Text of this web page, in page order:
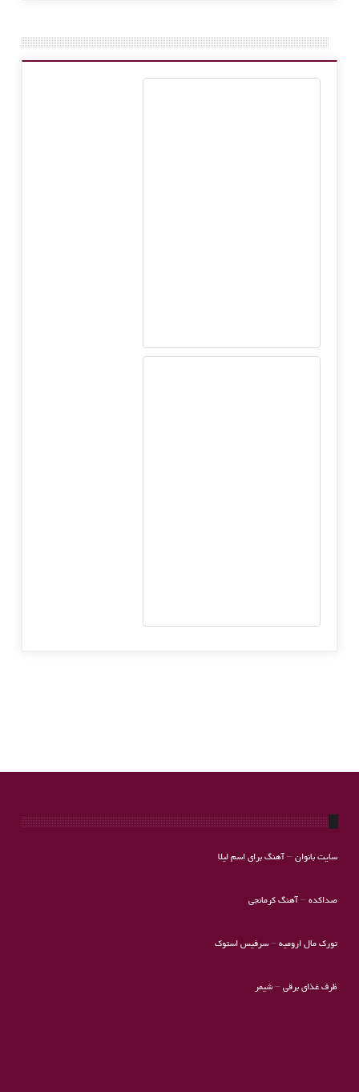
سایت بانوان– آهنگ برای اسم لیلا
صداکده– آهنگ کرمانجی
تورک مال ارومیه–سرفیس استوک
ظرف غذای برقی– شیمر